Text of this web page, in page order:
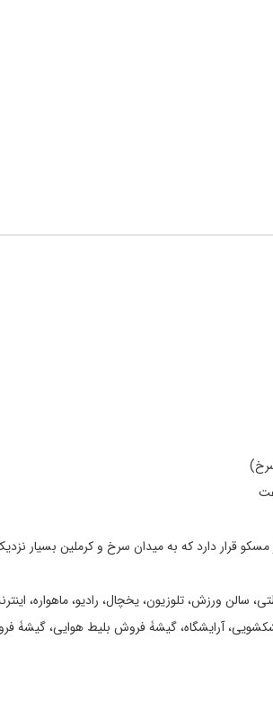
سالن ورزش، تلوزیون، یخچال، رادیو، ماهواره،
آرایشگاه، گیشۀ فروش بلیط هوایی، گیشۀ